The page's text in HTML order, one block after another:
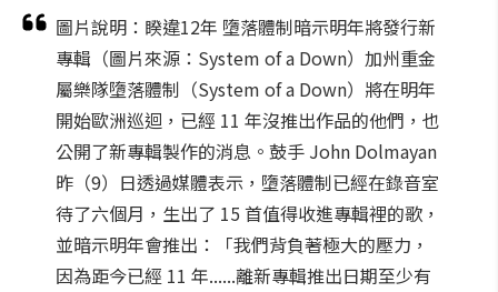
圖片說明：睽違12年 墮落體制暗示明年將發行新
專輯（圖片來源：System of a Down）加州重金
屬樂隊墮落體制（System of a Down）將在明年
開始歐洲巡迴，已經 11 年沒推出作品的他們，也
公開了新專輯製作的消息。鼓手 John Dolmayan
昨（9）日透過媒體表示，墮落體制已經在錄音室
待了六個月，生出了 15 首值得收進專輯裡的歌，
並暗示明年會推出：「我們背負著極大的壓力，
因為距今已經 11 年......離新專輯推出日期至少有